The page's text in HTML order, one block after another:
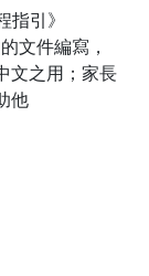
引》
文件編寫，
文之用；家長
他